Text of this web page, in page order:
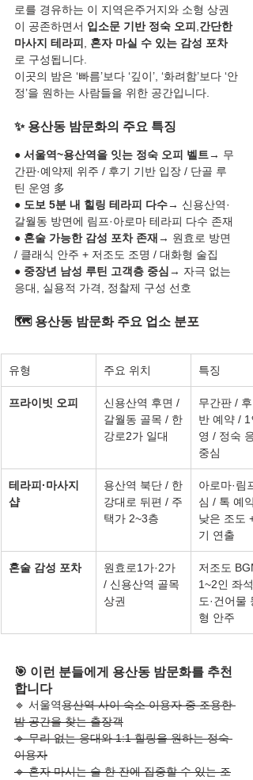
로를 경유하는 이 지역은주거지와 소형 상권
이 공존하면서 입소문 기반 정숙 오피 간단한
마사지 테라피
혼자 마실 수 있는 감성 포차
로 구성됩니다.
이곳의 밤은 ‘빠름’보다 ‘깊이’, ‘화려함’보다 ‘안
정’을 원하는 사람들을 위한 공간입니다.
✨ 용산동 밤문화의 주요 특징
● 서울역~용산역을 잇는 정숙 오피 벨트→ 무
간판·예약제 위주 / 후기 기반 입장 / 단골 루
틴 운영 多
● 도보 5분 내 힐링 테라피 다수→ 신용산역·
갈월동 방면에 림프·아로마 테라피 다수 존재
● 혼술 가능한 감성 포차 존재→ 원효로 방면
/ 클래식 안주 + 저조도 조명 / 대화형 술집
● 중장년 남성 루틴 고객층 중심→ 자극 없는
응대, 실용적 가격, 정찰제 구성 선호
🗺️ 용산동 밤문화 주요 업소 분포
유형 주요 위치 특징
프라이빗 오피
신용산역 후면 /
갈월동 골목 / 한
강로2가 일대
무간판 / 후
반 예약 / 1
영 / 정숙
중심
테라피·마사지
샵
용산역 북단 / 한
강대로 뒤편 / 주
택가 2~3층
아로마·림
심 / 톡 예
낮은 조도 +
기 연출
혼술 감성 포차
원효로1가·2가
/ 신용산역 골목
상권
저조도
1~2인 좌석
도·건어물
형 안주
🎯 이런 분들에게 용산동 밤문화를 추천
합니다
🔹 서울역용산역 사이 숙소 이용자 중 조용한
밤 공간을 찾는 출장객
🔹 무리 없는 응대와 1:1 힐링을 원하는 정숙
이용자
🔹 혼자 마시는 술 한 잔에 집중할 수 있는 조